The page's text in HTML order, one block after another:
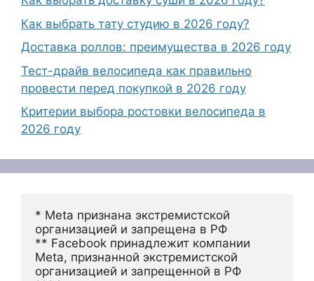
Как выбрать тату студию в 2026 году?
Доставка роллов: преимущества в 2026 году
Тест-драйв велосипеда как правильно
провести перед покупкой в 2026 году
Критерии выбора ростовки велосипеда в
2026 году
* Meta признана экстремистской
организацией и запрещена в РФ
** Facebook принадлежит компании
Meta, признанной экстремистской
организацией и запрещенной в РФ